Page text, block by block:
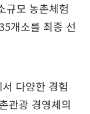
규모 농촌체험
개소를 최종 선
다양한 경험
관광 경영체의